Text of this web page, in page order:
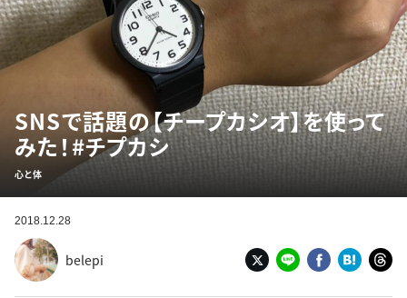
SNSで話題の【チープカシオ】を使って
みた！#チプカシ
心と体
2018.12.28
belepi